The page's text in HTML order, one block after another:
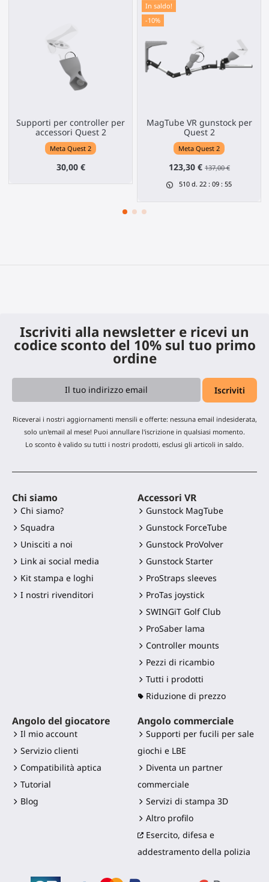
Supporti per controller per
accessori Quest 2
Meta Quest 2
30,00 €
In saldo!
-10%
MagTube VR gunstock per
Quest 2
Meta Quest 2
123,30 € 137,00 €
510 d. 22 :09 : 55
Iscriviti alla newsletter e ricevi un
codice sconto del 10% sul tuo primo
ordine
Riceverai i nostri aggiornamenti mensili e offerte: nessuna email indesiderata,
solo un'email al mese! Puoi annullare l'iscrizione in qualsiasi momento.
Lo sconto è valido su tutti i nostri prodotti, esclusi gli articoli in saldo.
Chi siamo
Chi siamo?
Squadra
Unisciti a noi
Link ai social media
Kit stampa e loghi
I nostri rivenditori
Accessori VR
Gunstock MagTube
Gunstock ForceTube
Gunstock ProVolver
Gunstock Starter
ProStraps sleeves
ProTas joystick
SWINGiT Golf Club
ProSaber lama
Controller mounts
Pezzi di ricambio
Tutti i prodotti
Riduzione di prezzo
Angolo del giocatore
Il mio account
Servizio clienti
Compatibilità aptica
Tutorial
Blog
Angolo commerciale
Supporti per fucili per sale
giochi e LBE
Diventa un partner
commerciale
Servizi di stampa 3D
Altro profilo
Esercito, difesa e
addestramento della polizia